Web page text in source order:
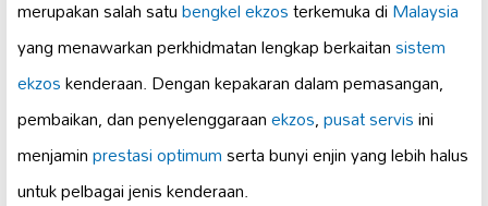
merupakan salah satubengkel ekzosterkemuka diMalaysia
yang menawarkan perkhidmatan lengkap berkaitansistem
ekzoskenderaan. Dengan kepakaran dalam pemasangan,
pembaikan, dan penyelenggaraanekzos,pusat servisini
menjaminprestasi optimumserta bunyi enjin yang lebih halus
untuk pelbagai jenis kenderaan.